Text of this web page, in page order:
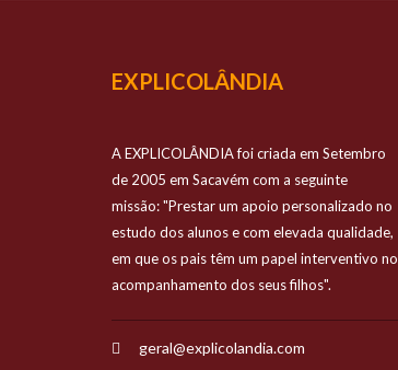
EXPLICOLÂNDIA
A EXPLICOLÂNDIA foi criada em Setembro
de 2005 em Sacavém com a seguinte
missão: "Prestar um apoio personalizado no
estudo dos alunos e com elevada qualidade,
em que os pais têm um papel interventivo no
acompanhamento dos seus filhos".
geral@explicolandia.com